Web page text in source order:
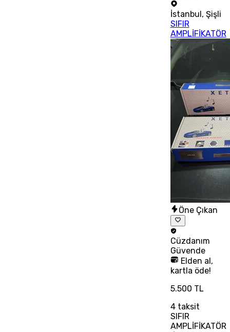
İstanbul, Şişli
SIFIR
AMPLİFİKATÖR
Öne Çıkan
Cüzdanım
Güvende
Elden al,
kartla öde!
5.500 TL
4taksit
SIFIR
AMPLİFİKATÖR